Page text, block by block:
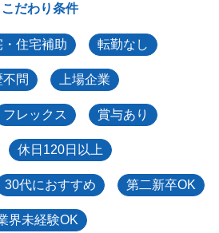
こだわり条件
・住宅補助 転勤なし
問 上場企業
フレックス 賞与あり
休日120日以上
30代におすすめ 第二新卒OK
界未経験OK